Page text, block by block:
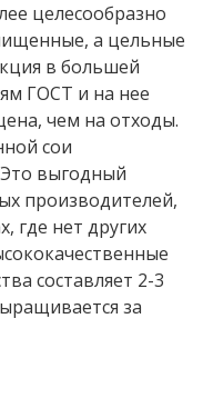
целесообразно
а цельные
в большей
ГОСТ и на нее
чем на отходы.
сои
выгодный
производителей,
где нет других
составляет 2-3
за